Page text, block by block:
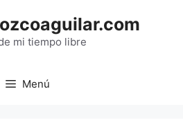
mi tiempo libre
Menú